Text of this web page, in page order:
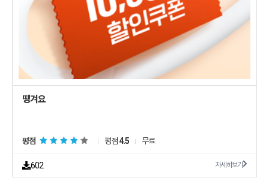
평점 평점4.5 무료
602 자세히보기